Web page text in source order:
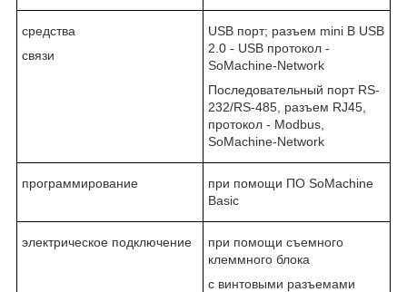
средства
связи
USB порт; разъем mini B USB
2.0 - USB протокол -
SoMachine-Network
Последовательный порт RS-
232/RS-485, разъем RJ45,
протокол - Modbus,
SoMachine-Network
программирование
при помощи ПО SoMachine
Basic
электрическое подключение
при помощи съемного
клеммного блока
с винтовыми разъемами